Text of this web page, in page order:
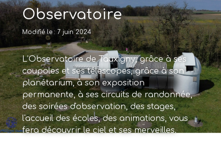
Observatoire
Modifié le : 7 juin 2024
L’Observatoire de Tauxigny, grâce à ses
coupoles et ses télescopes, grâce à son
planétarium, à son exposition
permanente, à ses circuits de randonnée,
des soirées d'observation, des stages,
l'accueil des écoles, des animations, vous
fera découvrir le ciel et ses merveilles.